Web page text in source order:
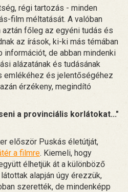
régi tartozás - minden
film méltatását. A valóban
főleg az egyéni tudás és
az írások, ki-ki más témában
információt, de abban mindenki
alázatának és tudásának
emlékéhez és jelentőségéhez
érzékeny, megindító
a provinciális korlátokat..."
először Puskás életútját,
a filmre. Kiemeli, hogy
élhetjük át a különböző
alapján úgy érezzük,
szerették, de mindenképp